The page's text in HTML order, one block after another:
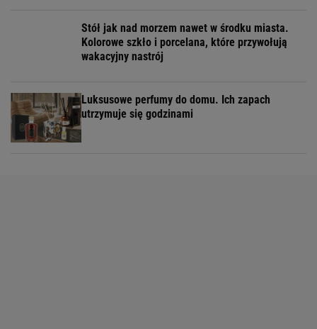
Stół jak nad morzem nawet w środku miasta.
Kolorowe szkło i porcelana, które przywołują
wakacyjny nastrój
Luksusowe perfumy do domu. Ich zapach
utrzymuje się godzinami